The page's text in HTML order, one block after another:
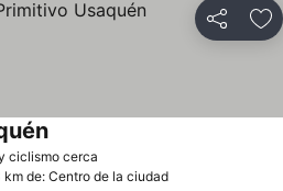
Compartir
ciclismo cerca
Ver precios
km de: Centro de la ciudad